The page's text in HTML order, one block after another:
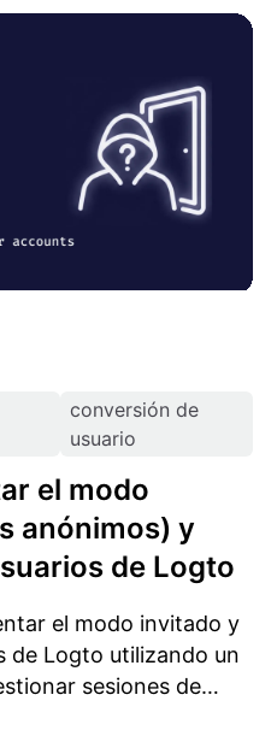
conversión de
usuario
el modo
anónimos) y
de Logto
el modo invitado y
de Logto utilizando un
sesiones de
invitado (usuarios
usuarios de Logto